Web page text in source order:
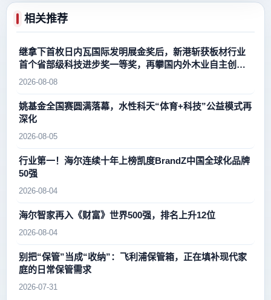
相关推荐
继拿下首枚日内瓦国际发明展金奖后，新港斩获板材行业
首个省部级科技进步奖一等奖，再攀国内外木业自主创新
新高峰
2026-08-08
姚基金全国赛圆满落幕，水性科天“体育+科技”公益模式再
深化
2026-08-05
行业第一！海尔连续十年上榜凯度BrandZ中国全球化品牌
50强
2026-08-04
海尔智家再入《财富》世界500强，排名上升12位
2026-08-04
别把“保管”当成“收纳”：飞利浦保管箱，正在填补现代家
庭的日常保管需求
2026-07-31